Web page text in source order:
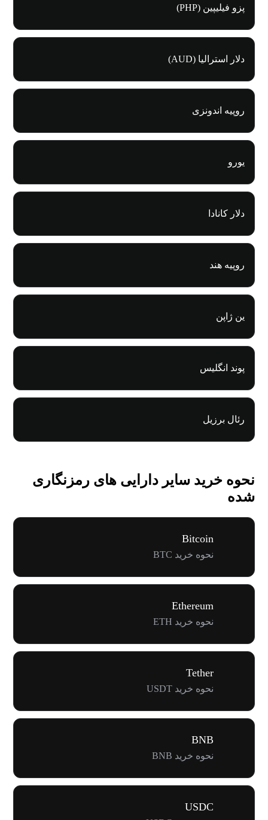
پزو فیلیپین (PHP)
دلار استرالیا (AUD)
روپیه اندونزی
یورو
دلار کانادا
روپیه هند
ین ژاپن
پوند انگلیس
رئال برزیل
نحوه خرید سایر دارایی های رمزنگاری
شده
Bitcoin
نحوه خرید BTC
Ethereum
نحوه خرید ETH
Tether
نحوه خرید USDT
BNB
نحوه خرید BNB
USDC